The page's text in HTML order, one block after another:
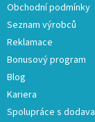
Obchodní podmínky
Seznam výrobců
Reklamace
Bonusový program
Blog
Kariera
Spolupráce s